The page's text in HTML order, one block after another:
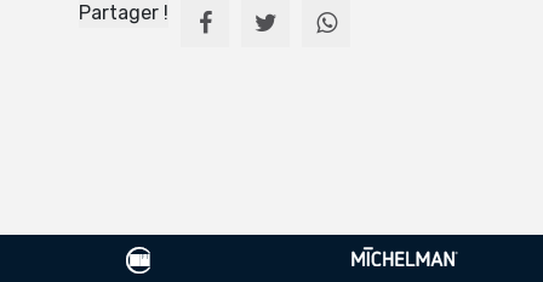
Partager !